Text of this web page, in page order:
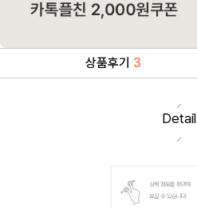
상품후기 3
Detail
상세 정보를 확대해
보실 수 있습니다.